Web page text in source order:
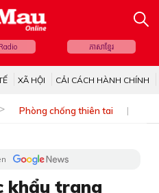
ភាសាខ្មែរ
XÃ HỘI CẢI CÁCH HÀNH CHÍNH
Phòng chống thiên tai
khẩu trang